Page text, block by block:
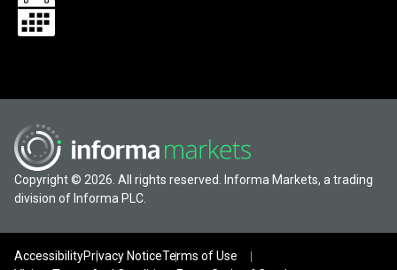
Copyright © 2026. All rights reserved. Informa Markets, a trading
division of Informa PLC.
AccessibilityPrivacy NoticeTerms of Use